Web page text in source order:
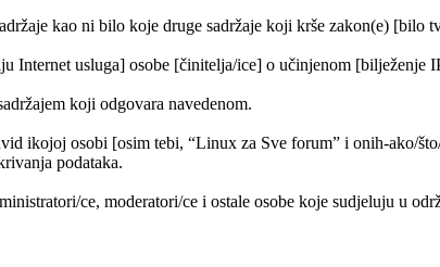
kao ni bilo koje druge sadržaje koji krše zakon(e) [bilo
usluga] osobe [činitelja/ice] o učinjenom [bilježenje
koji odgovara navedenom.
ikojoj osobi [osim tebi, “Linux za Sve forum” i onih-ako/
podataka.
ce, moderatori/ce i ostale osobe koje sudjeluju u